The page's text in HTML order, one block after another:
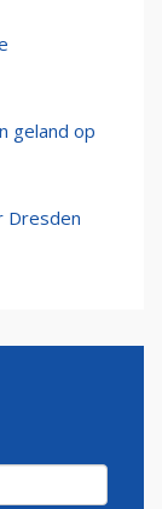
geland op
Dresden